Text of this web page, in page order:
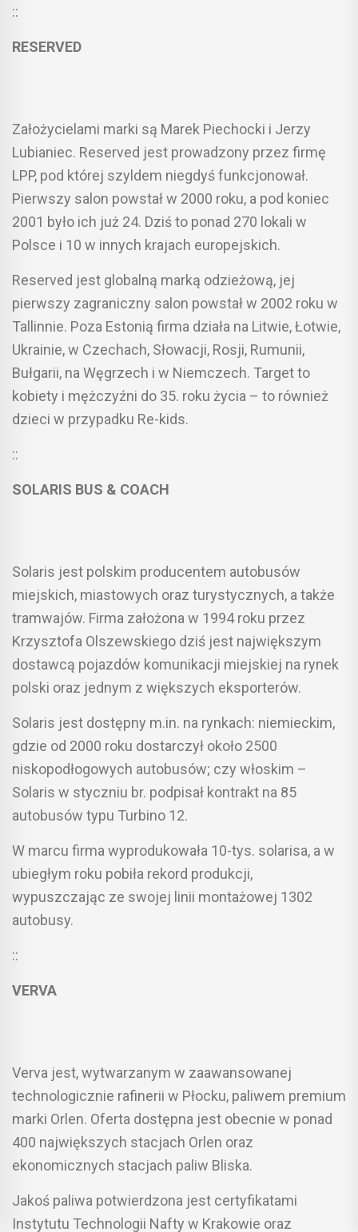
::
RESERVED
Założycielami marki są Marek Piechocki i Jerzy
Lubianiec. Reserved jest prowadzony przez firmę
LPP, pod której szyldem niegdyś funkcjonował.
Pierwszy salon powstał w 2000 roku, a pod koniec
2001 było ich już 24. Dziś to ponad 270 lokali w
Polsce i 10 w innych krajach europejskich.
Reserved jest globalną marką odzieżową, jej
pierwszy zagraniczny salon powstał w 2002 roku w
Tallinnie. Poza Estonią firma działa na Litwie, Łotwie,
Ukrainie, w Czechach, Słowacji, Rosji, Rumunii,
Bułgarii, na Węgrzech i w Niemczech. Target to
kobiety i mężczyźni do 35. roku życia – to również
dzieci w przypadku Re-kids.
::
SOLARIS BUS & COACH
Solaris jest polskim producentem autobusów
miejskich, miastowych oraz turystycznych, a także
tramwajów. Firma założona w 1994 roku przez
Krzysztofa Olszewskiego dziś jest największym
dostawcą pojazdów komunikacji miejskiej na rynek
polski oraz jednym z większych eksporterów.
Solaris jest dostępny m.in. na rynkach: niemieckim,
gdzie od 2000 roku dostarczył około 2500
niskopodłogowych autobusów; czy włoskim –
Solaris w styczniu br. podpisał kontrakt na 85
autobusów typu Turbino 12.
W marcu firma wyprodukowała 10-tys. solarisa, a w
ubiegłym roku pobiła rekord produkcji,
wypuszczając ze swojej linii montażowej 1302
autobusy.
::
VERVA
Verva jest, wytwarzanym w zaawansowanej
technologicznie rafinerii w Płocku, paliwem premium
marki Orlen. Oferta dostępna jest obecnie w ponad
400 największych stacjach Orlen oraz
ekonomicznych stacjach paliw Bliska.
Jakoś paliwa potwierdzona jest certyfikatami
Instytutu Technologii Nafty w Krakowie oraz